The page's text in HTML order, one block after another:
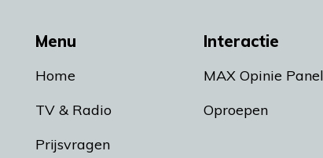
Menu
Home
TV & Radio
Prijsvragen
Interactie
MAX Opinie Panel
Oproepen